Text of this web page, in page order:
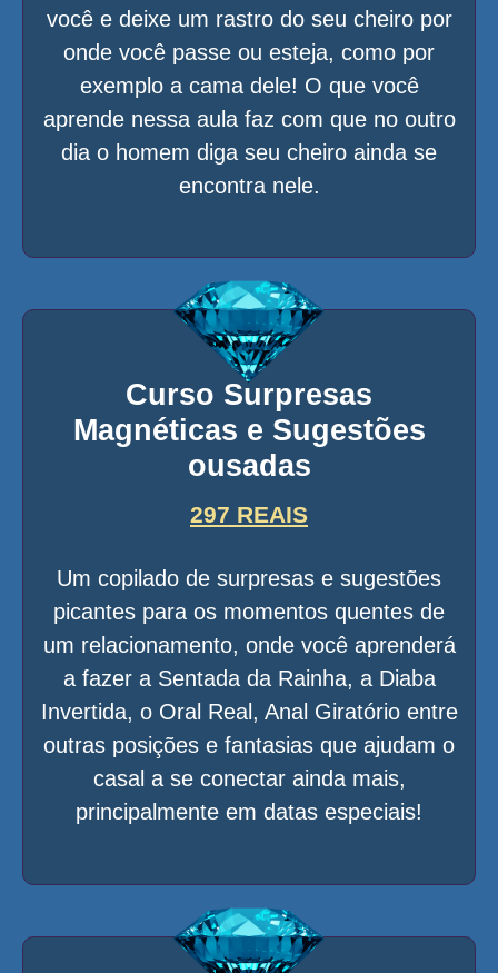
você e deixe um rastro do seu cheiro por
onde você passe ou esteja, como por
exemplo a cama dele! O que você
aprende nessa aula faz com que no outro
dia o homem diga seu cheiro ainda se
encontra nele.
Curso Surpresas
Magnéticas e Sugestões
ousadas
297 REAIS
Um copilado de surpresas e sugestões
picantes para os momentos quentes de
um relacionamento, onde você aprenderá
a fazer a Sentada da Rainha, a Diaba
Invertida, o Oral Real, Anal Giratório entre
outras posições e fantasias que ajudam o
casal a se conectar ainda mais,
principalmente em datas especiais!